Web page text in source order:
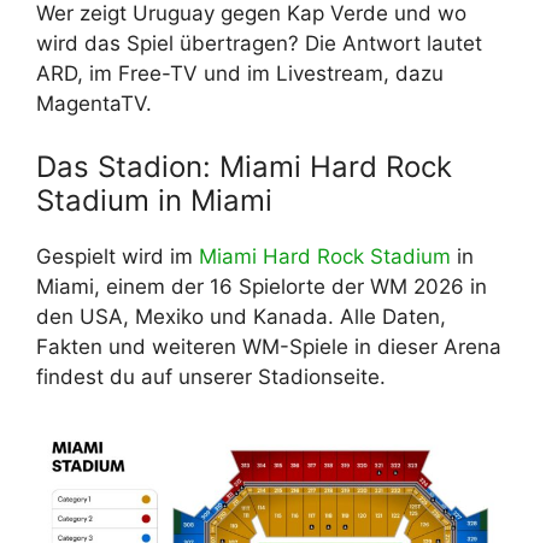
Wer zeigt Uruguay gegen Kap Verde und wo
wird das Spiel übertragen? Die Antwort lautet
ARD, im Free-TV und im Livestream, dazu
MagentaTV.
Das Stadion: Miami Hard Rock
Stadium in Miami
Gespielt wird im Miami Hard Rock Stadium in
Miami, einem der 16 Spielorte der WM 2026 in
den USA, Mexiko und Kanada. Alle Daten,
Fakten und weiteren WM-Spiele in dieser Arena
findest du auf unserer Stadionseite.